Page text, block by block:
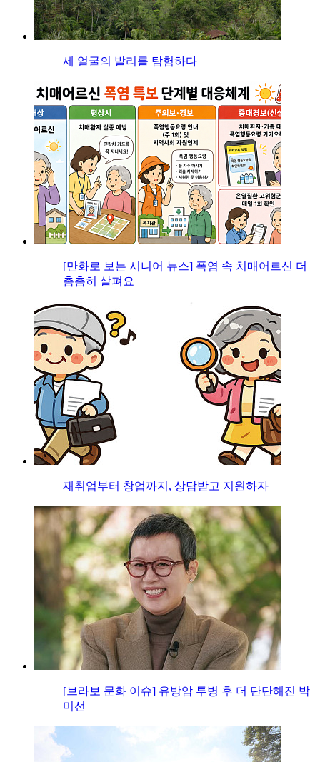
세 얼굴의 발리를 탐험하다
[만화로 보는 시니어 뉴스] 폭염 속 치매어르신 더
촘촘히 살펴요
재취업부터 창업까지, 상담받고 지원하자
[브라보 문화 이슈] 유방암 투병 후 더 단단해진 박
미선